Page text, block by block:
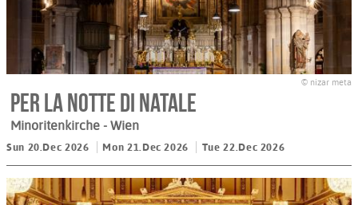
© nizar meta
Per la notte di Natale
Minoritenkirche - Wien
Sun 20.Dec 2026 Mon 21.Dec 2026 Tue 22.Dec 2026